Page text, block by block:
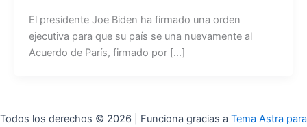
c
e
o
o
at
s
p
p
El presidente Joe Biden ha firmado una orden
ejecutiva para que su país se una nuevamente al
Acuerdo de París, firmado por […]
Todos los derechos © 2026 | Funciona gracias a Tema Astra para